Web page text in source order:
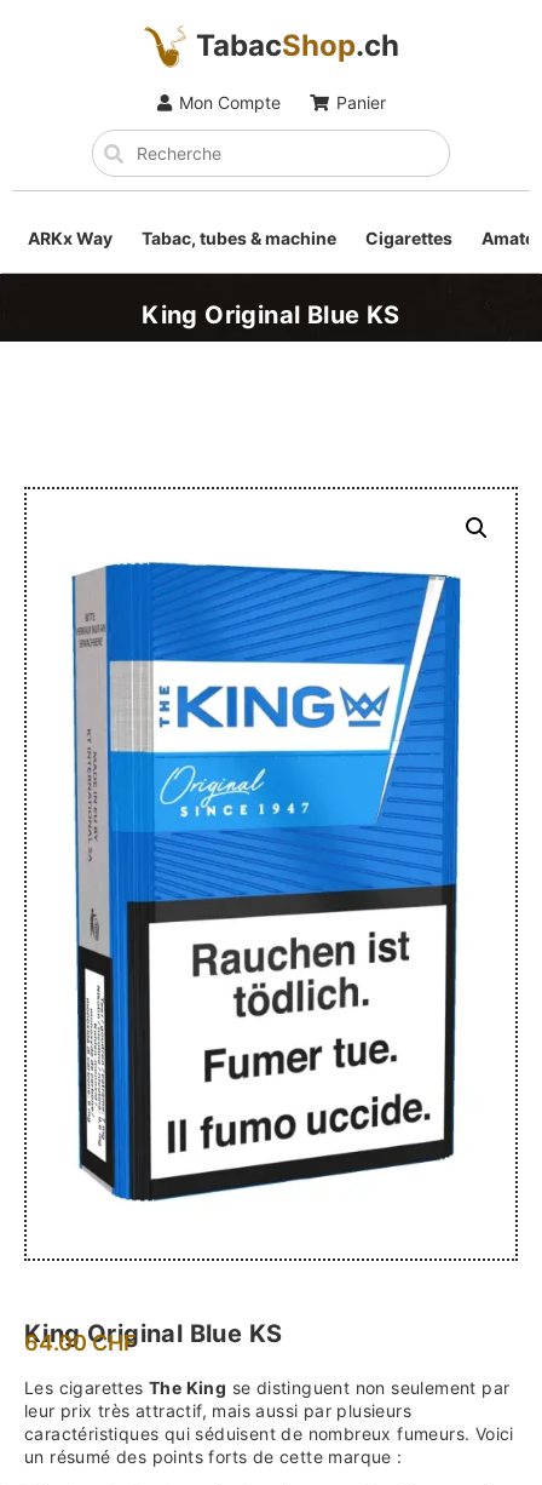
TabacShop.ch
Mon Compte Panier
ARKx Way Tabac, tubes & machine Cigarettes
King Original Blue KS
King Original Blue KS
64.00CHF
Les cigarettes The King se distinguent non seulement par
leur prix très attractif, mais aussi par plusieurs
caractéristiques qui séduisent de nombreux fumeurs. Voici
un résumé des points forts de cette marque :